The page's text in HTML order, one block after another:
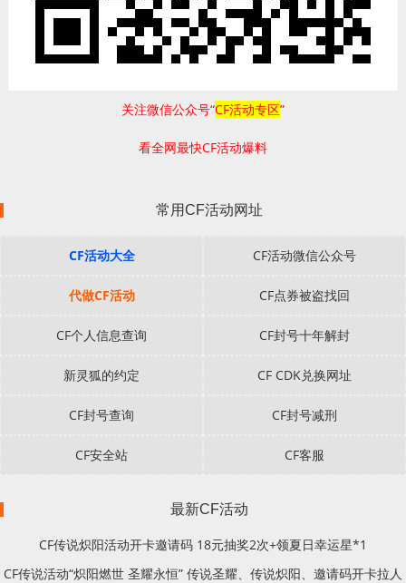
关注微信公众号“CF活动专区”
看全网最快CF活动爆料
常用CF活动网址
CF活动大全 CF活动微信公众号
代做CF活动 CF点券被盗找回
CF个人信息查询 CF封号十年解封
新灵狐的约定 CF CDK兑换网址
CF封号查询 CF封号减刑
CF安全站 CF客服
最新CF活动
CF传说炽阳活动开卡邀请码 18元抽奖2次+领夏日幸运星*1
CF传说活动“炽阳燃世 圣耀永恒” 传说圣耀、传说炽阳、邀请码开卡拉人